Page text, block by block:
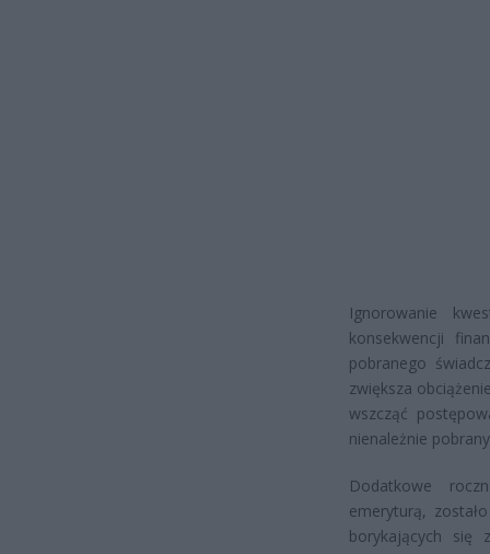
Ignorowanie
konsekwencji
pobranego
zwiększa
wszcząć
nienależnie
Dodatkowe
emeryturą,
borykających się